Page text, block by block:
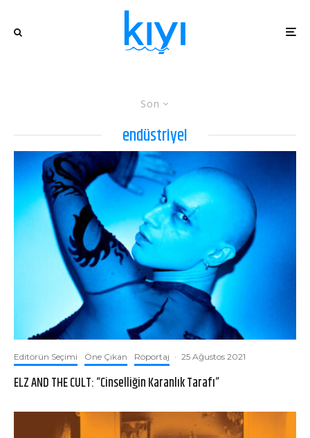
Son
endüstriyel
Editörün Seçimi Öne Çıkan Röportaj · 25 Ağustos 2021
ELZ AND THE CULT: “Cinselliğin Karanlık Tarafı”